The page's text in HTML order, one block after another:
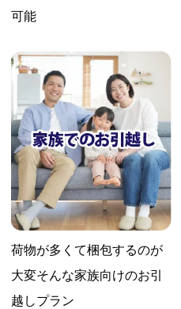
可能
荷物が多くて梱包するのが
大変そんな家族向けのお引
越しプラン